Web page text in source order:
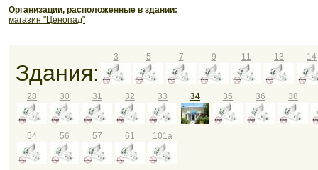
Организации, расположенные в здании:
магазин "Ценопад"
Здания:
3 5 7 9 11 13 14
28 30 31 32 33 34 35 36 38
54 56 57 61 101а